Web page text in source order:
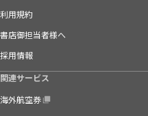
利用規約
書店御担当者様へ
採用情報
関連サービス
海外航空券